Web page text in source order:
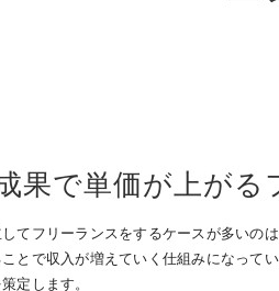
果で単価が上が
てフリーランスをするケースが多いの
とで収入が増えていく仕組みになって
定します。